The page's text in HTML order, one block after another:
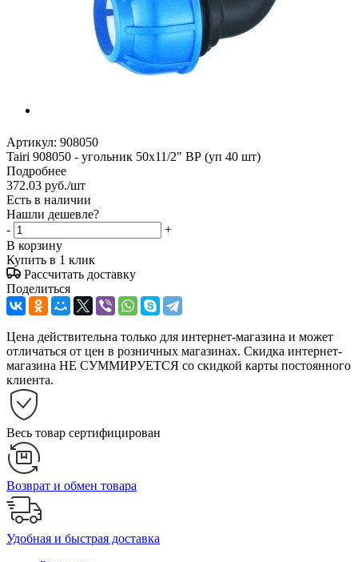
Артикул: 908050
Tairi 908050 - угольник 50х11/2" ВР (уп 40 шт)
Подробнее
372.03 руб./шт
Есть в наличии
Нашли дешевле?
-
+
В корзину
Купить в 1 клик
Рассчитать доставку
Поделиться
Цена действительна только для интернет-магазина и может
отличаться от цен в розничных магазинах. Скидка интернет-
магазина НЕ СУММИРУЕТСЯ со скидкой карты постоянного
клиента.
Весь товар сертифицирован
Возврат и обмен товара
Удобная и быстрая доставка